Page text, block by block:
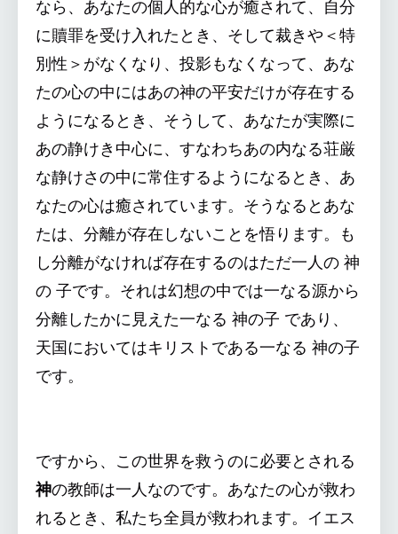
なら、あなたの個人的な心が癒されて、自分
に贖罪を受け入れたとき、そして裁きや＜特
別性＞がなくなり、投影もなくなって、あな
たの心の中にはあの神の平安だけが存在する
ようになるとき、そうして、あなたが実際に
あの静けき中心に、すなわちあの内なる荘厳
な静けさの中に常住するようになるとき、あ
なたの心は癒されています。そうなるとあな
たは、分離が存在しないことを悟ります。も
し分離がなければ存在するのはただ一人の 神
の 子です。それは幻想の中では一なる源から
分離したかに見えた一なる 神の子 であり、
天国においてはキリストである一なる 神の子
です。
ですから、この世界を救うのに必要とされる
神の教師は一人なのです。あなたの心が救わ
れるとき、私たち全員が救われます。イエス